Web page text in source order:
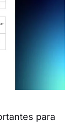
para